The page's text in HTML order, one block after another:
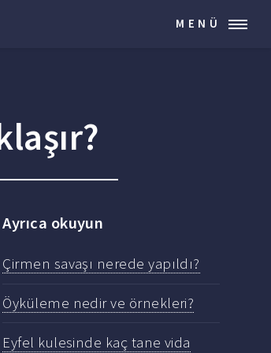
MENÜ
Ayrıca okuyun
Çirmen savaşı nerede yapıldı?
Öyküleme nedir ve örnekleri?
Eyfel kulesinde kaç tane vida